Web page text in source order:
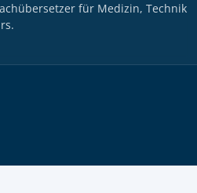
für Medizin, Technik